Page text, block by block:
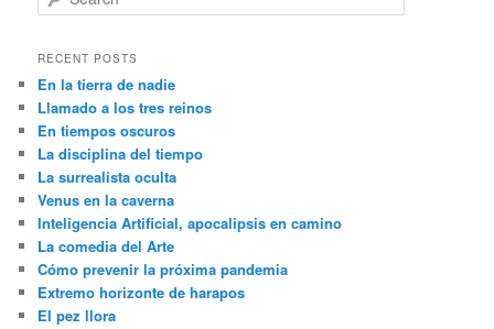
e
r
h
RECENT POSTS
En la tierra de nadie
Llamado a los tres reinos
En tiempos oscuros
La disciplina del tiempo
La surrealista oculta
Venus en la caverna
Inteligencia Artificial, apocalipsis en camino
La comedia del Arte
Cómo prevenir la próxima pandemia
Extremo horizonte de harapos
El pez llora